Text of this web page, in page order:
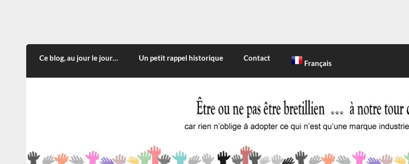
CITOYEN D'ILLE-ET-VILAINE
Ce blog, au jour le jour… Un petit rappel historique Contact
Français